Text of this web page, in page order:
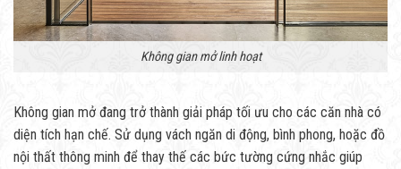
Không gian mở linh hoạt
Không gian mở đang trở thành giải pháp tối ưu cho các căn nhà có
diện tích hạn chế. Sử dụng vách ngăn di động, bình phong, hoặc đồ
nội thất thông minh để thay thế các bức tường cứng nhắc giúp